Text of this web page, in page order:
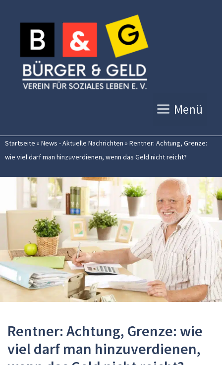
Inhalt
springen
Menü
Startseite » News - Aktuelle Nachrichten » Rentner: Achtung, Grenze:
wie viel darf man hinzuverdienen, wenn das Geld nicht reicht?
Rentner: Achtung, Grenze: wie
viel darf man hinzuverdienen,